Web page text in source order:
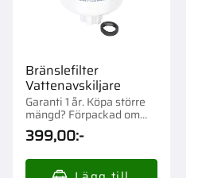
Bränslefilter
Vattenavskiljare
Garanti 1 år. Köpa större
mängd? Förpackad om
1/12 st.
399,00:-